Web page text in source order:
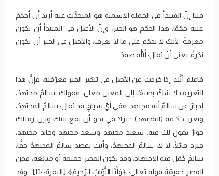
قلنا إنَّ المبتدأ في الجملة الاسمية هو المتحدَّث عنه أريد أن أحكمَ
عليه حكمًا، هذا الحكم هو الخبر، وإنَّ الأصل في المبتدأ أن يكون
معرفةً؛ لأنك لا تحكم على ما لا تعرف، والأصل في الخبر أن يكون
نكرةً، يعني أنْ يُقال: اللهُ صمدٌ.
فاعلم أنَّك إذا خرجت عن الأصل في تنكير الخبر فعرَّفته، فإنَّ هذا
التعريف لا شكَّ يضيفُ إلى المعنى معانٍ، فقولك: سالمٌ مجتهدٌ،
إخبارٌ عن سالمٌ أنه مجتهد، ففي أيِّ سياقٍ قد يُقال: سالمٌ المجتهدُ،
وتعرب كلمة (المجتهد) خبرًا؟ في نحو أن يقع بينك وبين زميلك
حوارٌ يقول لك فيه: سعيد مجتهد وسعد مجتهد وخالد مجتهد،
فترد قائلًا: لا لا، سالمٌ المجتهدُ، وأنت تقصد سالمٌ المجتهدُ حقًّا،
سالمٌ كَمُل فيه الاجتهاد، وقد يكون القصر حقيقةً أو مبالغةً، فمن
القصر حقيقةً قوله تعالى: ﴿‌وَأَنَا ‌التَّوَّابُ الرَّحِيمُ﴾ [البقرة: ١٦٠] ، وقد